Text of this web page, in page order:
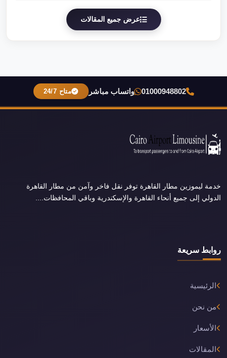
عرض جميع المقالات
01000948802 واتساب مباشر متاح 24/7
خدمة ليموزين مطار القاهرة توفر نقل فاخر وآمن من مطار القاهرة
الدولي إلى جميع أنحاء القاهرة والإسكندرية وباقي المحافظات....
روابط سريعة
الرئيسية
من نحن
الأسعار
المقالات